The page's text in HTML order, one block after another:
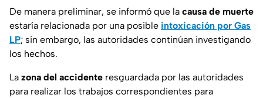
De manera preliminar, se informó que la causa de muerte
estaría relacionada por una posible intoxicación por Gas
LP; sin embargo, las autoridades continúan investigando
los hechos.
La zona del accidente resguardada por las autoridades
para realizar los trabajos correspondientes para